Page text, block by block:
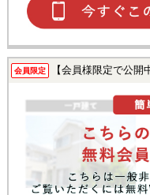
会員限定 【会員様限定で公開